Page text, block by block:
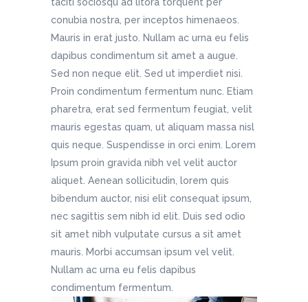
taciti sociosqu ad litora torquent per
conubia nostra, per inceptos himenaeos.
Mauris in erat justo. Nullam ac urna eu felis
dapibus condimentum sit amet a augue.
Sed non neque elit. Sed ut imperdiet nisi.
Proin condimentum fermentum nunc. Etiam
pharetra, erat sed fermentum feugiat, velit
mauris egestas quam, ut aliquam massa nisl
quis neque. Suspendisse in orci enim. Lorem
Ipsum proin gravida nibh vel velit auctor
aliquet. Aenean sollicitudin, lorem quis
bibendum auctor, nisi elit consequat ipsum,
nec sagittis sem nibh id elit. Duis sed odio
sit amet nibh vulputate cursus a sit amet
mauris. Morbi accumsan ipsum vel velit.
Nullam ac urna eu felis dapibus
condimentum fermentum.